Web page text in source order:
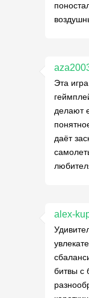
Эта
делают
даёт
alex-
битвы с